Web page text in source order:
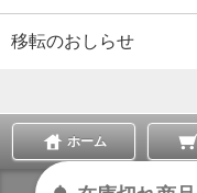
移転のおしらせ
ホーム